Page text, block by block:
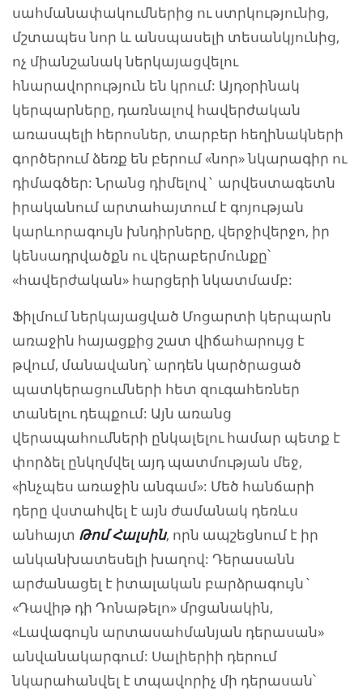
սահմանափակումներից ու ստրկությունից,
մշտապես նոր և անսպասելի տեսանկյունից,
ոչ միանշանակ ներկայացվելու
հնարավորություն են կրում: Այդօրինակ
կերպարները, դառնալով հավերժական
առասպելի հերոսներ, տարբեր հեղինակների
գործերում ձեռք են բերում «նոր» նկարագիր ու
դիմագծեր: Նրանց դիմելով` արվեստագետն
իրականում արտահայտում է գոյության
կարևորագույն խնդիրները, վերջիվերջո, իր
կենսադրվածքն ու վերաբերմունքը՝
«հավերժական» հարցերի նկատմամբ:
Ֆիլմում ներկայացված Մոցարտի կերպարն
առաջին հայացքից շատ վիճահարույց է
թվում, մանավանդ՝ արդեն կարծրացած
պատկերացումների հետ զուգահեռներ
տանելու դեպքում: Այն առանց
վերապահումների ընկալելու համար պետք է
փորձել ընկղմվել այդ պատմության մեջ,
«ինչպես առաջին անգամ»: Մեծ հանճարի
դերը վստահվել է այն ժամանակ դեռևս
անհայտ Թոմ Հալսին, որն ապշեցնում է իր
անկանխատեսելի խաղով: Դերասանն
արժանացել է իտալական բարձրագույն`
«Դավիթ դի Դոնաթելո» մրցանակին,
«Լավագույն արտասահմանյան դերասան»
անվանակարգում: Սալիերիի դերում
նկարահանվել է տպավորիչ մի դերասան՝